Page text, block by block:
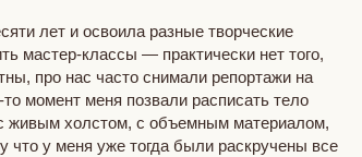
лет и освоила разные творческие
мастер-классы — практически нет того,
про нас часто снимали репортажи на
момент меня позвали расписать тело
живым холстом, с объемным материалом,
что у меня уже тогда были раскручены все